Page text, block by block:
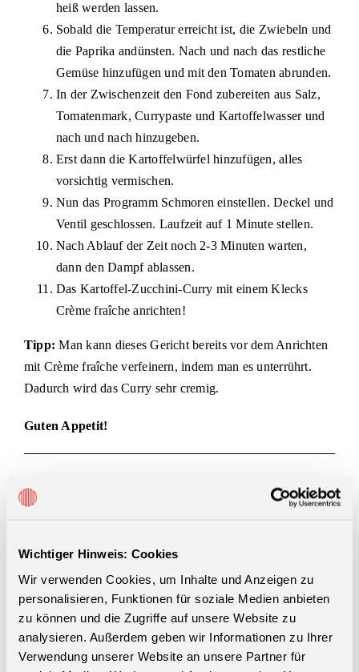
Wichtiger Hinweis: Cookies
Wir verwenden Cookies, um Inhalte und Anzeigen zu
personalisieren, Funktionen für soziale Medien anbieten
zu können und die Zugriffe auf unsere Website zu
analysieren. Außerdem geben wir Informationen zu Ihrer
Verwendung unserer Website an unsere Partner für
heiß werden lassen.
Sobald die Temperatur erreicht ist, die Zwiebeln und
die Paprika andünsten. Nach und nach das restliche
Gemüse hinzufügen und mit den Tomaten abrunden.
In der Zwischenzeit den Fond zubereiten aus Salz,
Tomatenmark, Currypaste und Kartoffelwasser und
nach und nach hinzugeben.
Erst dann die Kartoffelwürfel hinzufügen, alles
vorsichtig vermischen.
Nun das Programm Schmoren einstellen. Deckel und
Ventil geschlossen. Laufzeit auf 1 Minute stellen.
Nach Ablauf der Zeit noch 2-3 Minuten warten,
dann den Dampf ablassen.
Das Kartoffel-Zucchini-Curry mit einem Klecks
Crème fraîche anrichten!
Tipp:Man kann dieses Gericht bereits vor dem Anrichten
mit Crème fraîche verfeinern, indem man es unterrührt.
Dadurch wird das Curry sehr cremig.
Guten Appetit!
teilen
E-Mail
2 Kommentare